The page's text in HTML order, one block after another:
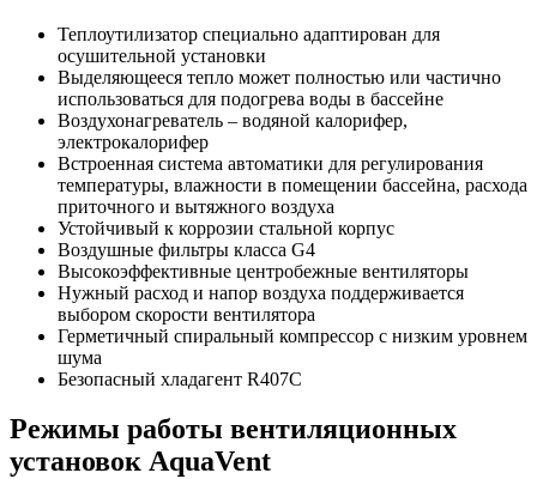
Теплоутилизатор специально адаптирован для
осушительной установки
Выделяющееся тепло может полностью или частично
использоваться для подогрева воды в бассейне
Воздухонагреватель – водяной калорифер,
электрокалорифер
Встроенная система автоматики для регулирования
температуры, влажности в помещении бассейна, расхода
приточного и вытяжного воздуха
Устойчивый к коррозии стальной корпус
Воздушные фильтры класса G4
Высокоэффективные центробежные вентиляторы
Нужный расход и напор воздуха поддерживается
выбором скорости вентилятора
Герметичный спиральный компрессор с низким уровнем
шума
Безопасный хладагент R407C
Режимы работы вентиляционных
установок AquaVent